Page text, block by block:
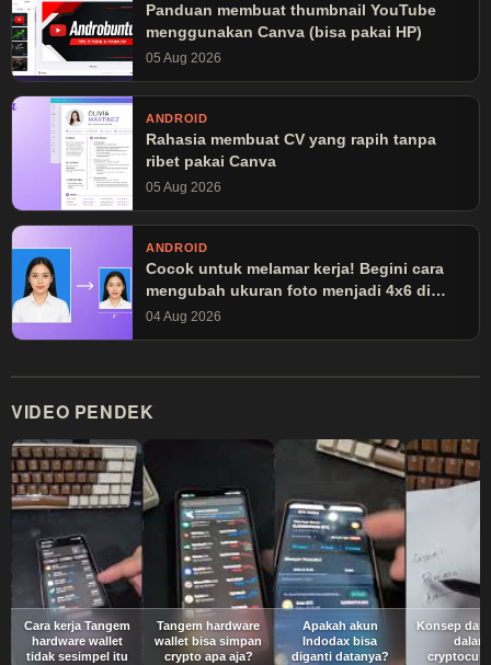
Panduan membuat thumbnail YouTube
menggunakan Canva (bisa pakai HP)
05 Aug 2026
ANDROID
Rahasia membuat CV yang rapih tanpa
ribet pakai Canva
05 Aug 2026
ANDROID
Cocok untuk melamar kerja! Begini cara
mengubah ukuran foto menjadi 4x6 di
Canva
04 Aug 2026
VIDEO PENDEK
Cara kerja Tangem
hardware wallet
tidak sesimpel itu
Tangem hardware
wallet bisa simpan
crypto apa aja?
Apakah akun
Indodax bisa
diganti datanya?
Konsep dari
dalam